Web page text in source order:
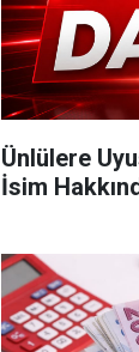
Ünlülere
İsim